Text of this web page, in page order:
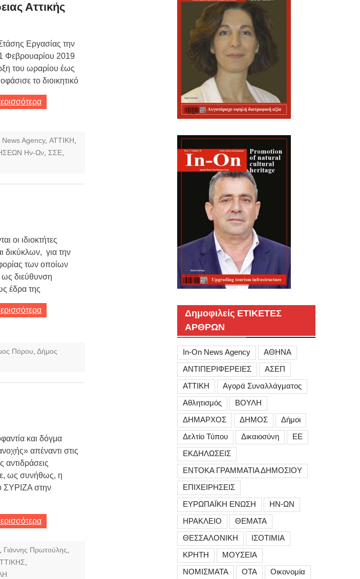
Αττικής
Εργασίας την
Φεβρουαρίου 2019
του ωραρίου έως
το διοικητικό
News Agency, ΑΤΤΙΚΗ
Ην-Ων ΣΣΕ
οι ιδιοκτήτες
δικύκλων, για την
των οποίων
ως διεύθυνση
έδρα της
Πόρου Δήμος
και δόγμα
απέναντι στις
αντιδράσεις
ως συνήθως, η
ΣΥΡΙΖΑ στην
Γιάννης Πρωτούλης
Δημοφιλείς ΕΤΙΚΕΤΕΣ
ΑΡΘΡΩΝ
In-On News Agency
ΑΘΗΝΑ
ΑΝΤΙΠΕΡΙΦΕΡΕΙΕΣ
ΑΣΕΠ
ΑΤΤΙΚΗ
Αγορά Συναλλάγματος
Αθλητισμός
ΒΟΥΛΗ
ΔΗΜΑΡΧΟΣ
ΔΗΜΟΣ
Δήμοι
Δελτίο Τύπου
Δικαιοσύνη
ΕΕ
ΕΚΔΗΛΩΣΕΙΣ
ΕΝΤΟΚΑ ΓΡΑΜΜΑΤΙΑ ΔΗΜΟΣΙΟΥ
ΕΠΙΧΕΙΡΗΣΕΙΣ
ΕΥΡΩΠΑΪΚΗ ΕΝΩΣΗ
ΗΝ-ΩΝ
ΗΡΑΚΛΕΙΟ
ΘΕΜΑΤΑ
ΘΕΣΣΑΛΟΝΙΚΗ
ΙΣΟΤΙΜΙΑ
ΚΡΗΤΗ
ΜΟΥΣΕΙΑ
ΝΟΜΙΣΜΑΤΑ
ΟΤΑ
Οικονομία